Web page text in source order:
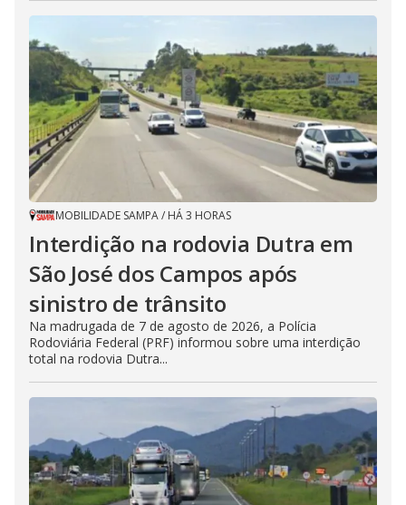
MOBILIDADE SAMPA/ HÁ 3 HORAS
Interdição na rodovia Dutra em
São José dos Campos após
sinistro de trânsito
Na madrugada de 7 de agosto de 2026, a Polícia
Rodoviária Federal (PRF) informou sobre uma interdição
total na rodovia Dutra...